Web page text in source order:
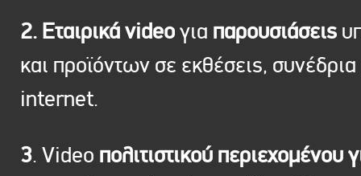
2. Εταιρικά videoγια παρουσιάσεις
και προϊόντων σε εκθέσεις, συνέδρια
internet.
3. Video πολιτιστικού περιεχομένου